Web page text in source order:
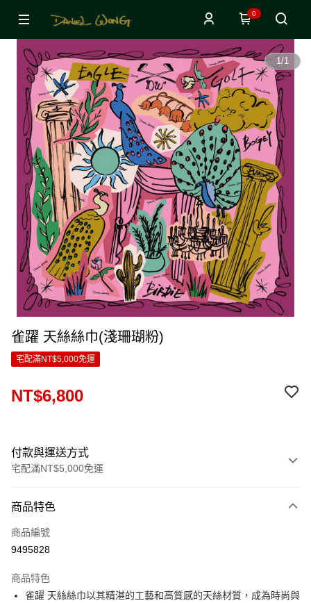
0
1/1
雀躍 天絲絲巾(淺珊瑚粉)
宅配滿NT$5,000免運
NT$6,800
付款與運送方式
宅配滿NT$5,000免運
信用卡一次付款
LINE Pay
ATM付款
商品特色
商品編號
9495828
商品特色
雀躍 天絲絲巾以其精湛的工藝和高質感的天絲材質，成為時尚與